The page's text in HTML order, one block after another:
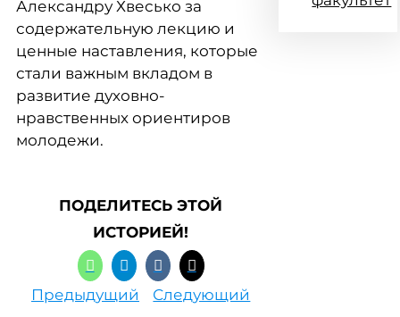
Александру Хвесько за
содержательную лекцию и
ценные наставления, которые
стали важным вкладом в
развитие духовно-
нравственных ориентиров
молодежи.
ПОДЕЛИТЕСЬ ЭТОЙ
ИСТОРИЕЙ!
Предыдущий Следующий